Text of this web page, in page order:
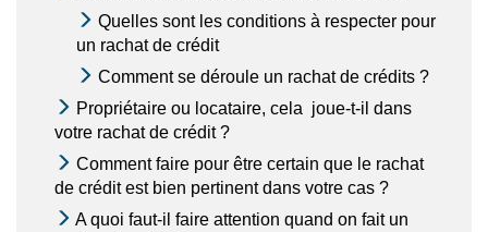
Quelles sont les conditions à respecter pour
un rachat de crédit
Comment se déroule un rachat de crédits ?
Propriétaire ou locataire, cela joue-t-il dans
votre rachat de crédit ?
Comment faire pour être certain que le rachat
de crédit est bien pertinent dans votre cas ?
A quoi faut-il faire attention quand on fait un